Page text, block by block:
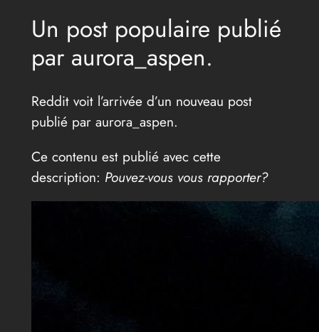
Un post populaire publié
par aurora_aspen.
Reddit voit l’arrivée d’un nouveau post
publié par aurora_aspen.
Ce contenu est publié avec cette
description: Pouvez-vous vous rapporter?